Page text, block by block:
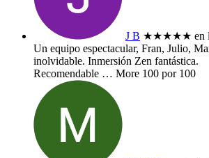
J B ★★★★★ en
Un equipo espectacular, Fran, Julio,
inolvidable. Inmersión Zen fantástica.
Recomendable … More 100 por 100